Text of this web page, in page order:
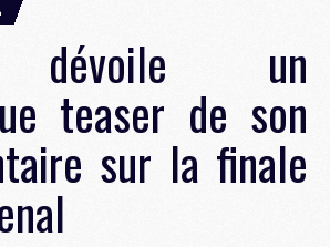
dévoile un
teaser de son
sur la finale